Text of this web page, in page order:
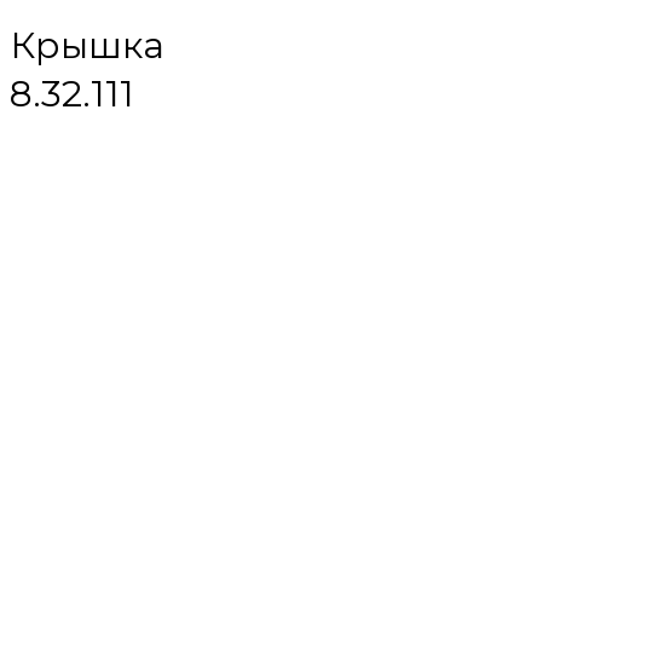
Крышка
8.32.111